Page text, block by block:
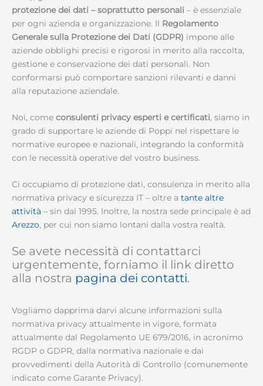
protezione dei dati – soprattutto personali – è essenziale
per ogni azienda e organizzazione. Il Regolamento
Generale sulla Protezione dei Dati (GDPR) impone alle
aziende obblighi precisi e rigorosi in merito alla raccolta,
gestione e conservazione dei dati personali. Non
conformarsi può comportare sanzioni rilevanti e danni
alla reputazione aziendale.
Noi, come consulenti privacy esperti e certificati, siamo in
grado di supportare le aziende di Poppi nel rispettare le
normative europee e nazionali, integrando la conformità
con le necessità operative del vostro business.
Ci occupiamo di protezione dati, consulenza in merito alla
normativa privacy e sicurezza IT – oltre a tante altre
attività – sin dal 1995. Inoltre, la nostra sede principale è ad
Arezzo, per cui non siamo lontani dalla vostra realtà.
Se avete necessità di contattarci
urgentemente, forniamo il link diretto
alla nostra pagina dei contatti.
Vogliamo dapprima darvi alcune informazioni sulla
normativa privacy attualmente in vigore, formata
attualmente dal Regolamento UE 679/2016, in acronimo
RGDP o GDPR, dalla normativa nazionale e dai
provvedimenti della Autorità di Controllo (comunemente
indicato come Garante Privacy).